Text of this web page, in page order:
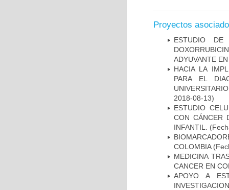
Proyectos
ESTUDIO DE
ADYUVANTE
HACIA LA
PARA EL
2018-08-13)
ESTUDIO
CON CÁNCER
INFANTIL.
COLOMBIA
MEDICINA
CANCER EN
APOYO A